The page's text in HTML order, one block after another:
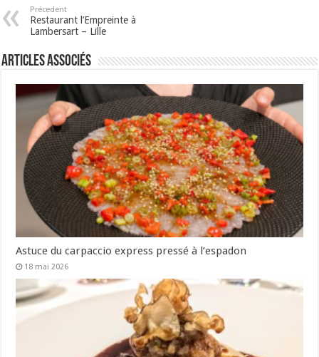
Précedent
Restaurant l’Empreinte à
Lambersart – Lille
Articles associés
Astuce du carpaccio express pressé à l’espadon
18 mai 2026